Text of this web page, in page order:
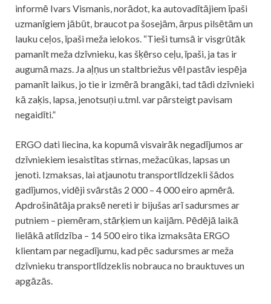
informē Ivars Vismanis, norādot, ka autovadītājiem īpaši
uzmanīgiem jābūt, braucot pa šosejām, ārpus pilsētām un
lauku ceļos, īpaši meža ielokos. “Tieši tumsā ir visgrūtāk
pamanīt meža dzīvnieku, kas šķērso ceļu, īpaši, ja tas ir
augumā mazs. Ja aļņus un staltbriežus vēl pastāv iespēja
pamanīt laikus, jo tie ir izmērā brangāki, tad tādi dzīvnieki
kā zaķis, lapsa, jenotsuņi u.tml. var pārsteigt pavisam
negaidīti.”
ERGO dati liecina, ka kopumā visvairāk negadījumos ar
dzīvniekiem iesaistītas stirnas, mežacūkas, lapsas un
jenoti. Izmaksas, lai atjaunotu transportlīdzekli šādos
gadījumos, vidēji svārstās 2 000 – 4 000 eiro apmērā.
Apdrošinātāja praksē nereti ir bijušas arī sadursmes ar
putniem – piemēram, stārķiem un kaijām. Pēdējā laikā
lielākā atlīdzība – 14 500 eiro tika izmaksāta ERGO
klientam par negadījumu, kad pēc sadursmes ar meža
dzīvnieku transportlīdzeklis nobrauca no brauktuves un
apgāzās.